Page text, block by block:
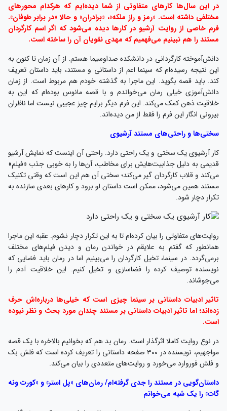
در این سال‌ها کارهای متفاوتی از شما دیده‌ایم که هرکدام محورهای
مختلفی داشته است. «رمز و راز ملکه»، «برادران» و حالا «در برابر طوفان».
فرم خاصی از روایت آرشیو در کارها دیده می‌شود که اگر اسم کارگردان
مستند را هم نبینیم می‌فهمیم که مهدی نقویان آن را ساخته است.
دانش‌آموخته کارگردانی در دانشکده صداوسیما هستم. از آن زمان تا کنون به
این نتیجه رسیده‌ام که سینما اعم از داستانی و مستند، باید داستان تعریف
کند. باید قصه بگوید. این ماجرا به گذشته خودم هم مربوط است. از زمان
دانش‌آموزی خیلی رمان می‌خواندم و با قصه مانوس بوده‌ام که این به
خلاقیت ذهن کمک می‌کند. این فرم دیگر برایم چیز عجیبی نیست اما ناظران
بیرونی انگار این فرم را فقط از من دیده‌اند.
سختی‌ها و راحتی‌های مستند آرشیوی
کار آرشیوی یک سختی و یک راحتی دارد. راحتی آن اینست که نمایش آرشیو
قدیمی به دلیل جذابیت‌هایش برای مخاطب، آن‌ها را به خوبی جذب «فیلم»
می‌کند و قلاب کارگردان گیر می‌کند؛ سختی آن هم این است که وقتی تکنیک
مستند همین می‌شود، ممکن است داستان لو برود و کارهای بعدی سازنده به
تکرار دچار شود.
روایت‌های متفاوتی را بیان کرده‌ام تا به این تکرار دچار نشوم. عقبه این ماجرا
همانطور که گفتم به علایقم در خواندن رمان و دیدن فیلم‌های مختلف
برمی‌گردد. در سینما، تخیل کارگردان را می‌بینیم اما در رمان باید فضایی که
نویسنده توصیف کرده را فضاسازی و تخیل کنیم. این خلاقیت آدم را
می‌جوشاند.
تاثیر ادبیات داستانی بر سینما چیزی است که خیلی‌ها درباره‌اش حرف
زده‌اند؛ اما تاثیر ادبیات داستانی بر مستند چندان مورد بحث و نظر نبوده
است.
در نوع روایت کاملا اثرگذار است. رمان بد هم که بخوانیم بالاخره با یک قصه
مواجهیم، نویسنده در ۳۰۰ صفحه داستانی را تعریف کرده است که فلش بک
و فلش فوروارد می‌خورد و روایت‌های متعددی را بیان می‌کند.
داستان‌گویی در مستند را جدی گرفته‌‌ام/ رمان‌های «پل استر» و «کورت ونه
گات» را یک شبه می‌خوانم